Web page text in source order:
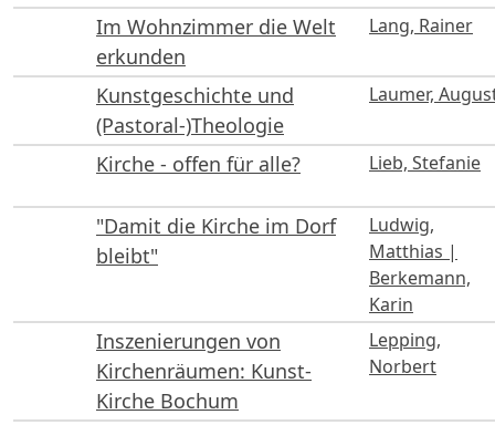
Im Wohnzimmer die Welt
erkunden
Lang, Rainer
Kunstgeschichte und
(Pastoral-)Theologie
Laumer,
Kirche - offen für alle? Lieb, Stefanie
"Damit die Kirche im Dorf
bleibt"
Ludwig,
Matthias |
Berkemann,
Karin
Inszenierungen von
Kirchenräumen: Kunst-
Kirche Bochum
Lepping,
Norbert